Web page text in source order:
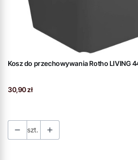
Kosz do przechowywania Rotho LIVING
Cena
30,90 zł
szt.